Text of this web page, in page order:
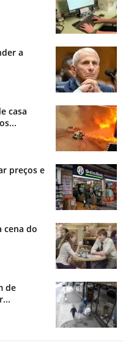
a
casa
preços e
cena do
de